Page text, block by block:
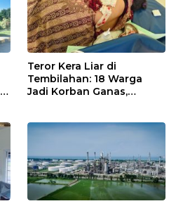
Teror Kera Liar di
Tembilahan: 18 Warga
Jadi Korban Ganas,